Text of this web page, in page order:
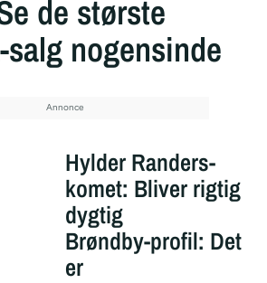
de største
nogensinde
Hylder Randers-
komet: Bliver rigtig
dygtig
Brøndby-profil: Det
er